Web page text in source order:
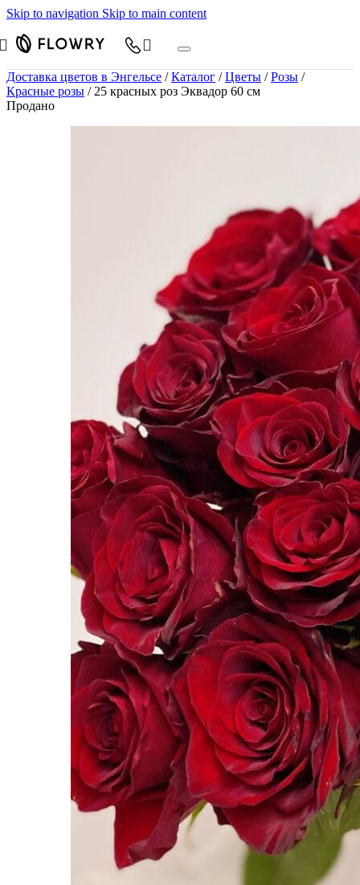
Skip to navigation Skip to main content
Доставка цветов в Энгельсе / Каталог / Цветы / Розы /
Красные розы /25 красных роз Эквадор 60 см
Продано